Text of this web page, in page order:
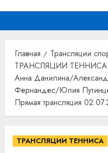
Главная
Трансляции
ТРАНСЛЯЦИИ ТЕННИСА
Анна Данилина/
Фернандес/Юлия
Прямая трансляция
ТРАНСЛЯЦИИ ТЕННИСА